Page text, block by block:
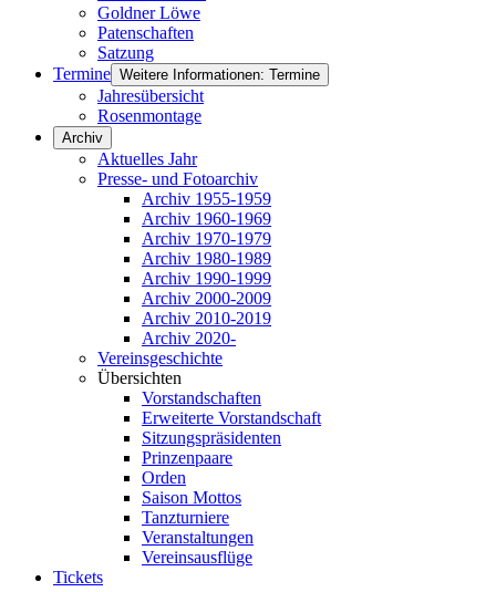
Goldner Löwe
Patenschaften
Satzung
Termine Weitere Informationen: Termine
Jahresübersicht
Rosenmontage
Archiv
Aktuelles Jahr
Presse- und Fotoarchiv
Archiv 1955-1959
Archiv 1960-1969
Archiv 1970-1979
Archiv 1980-1989
Archiv 1990-1999
Archiv 2000-2009
Archiv 2010-2019
Archiv 2020-
Vereinsgeschichte
Übersichten
Vorstandschaften
Erweiterte Vorstandschaft
Sitzungspräsidenten
Prinzenpaare
Orden
Saison Mottos
Tanzturniere
Veranstaltungen
Vereinsausflüge
Tickets